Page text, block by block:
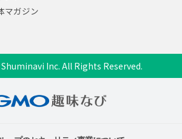
マガジン
Inc. All Rights Reserved.